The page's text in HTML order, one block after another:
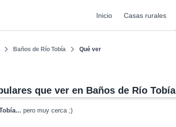
Inicio Casas rurales
Baños de Río Tobía Qué ver
que ver en Baños de Río Tobía
pero muy cerca ;)